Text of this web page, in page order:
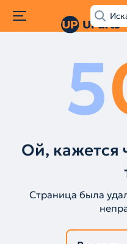
5
Ой, кажется
Страница была